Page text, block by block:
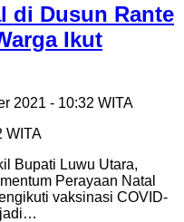
di Dusun Rante
Ikut
2021 - 10:32 WITA
WITA
Bupati Luwu Utara,
Perayaan Natal
vaksinasi COVID-